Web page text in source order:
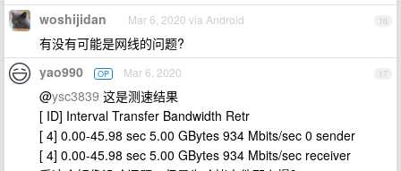
16
woshijidan Mar 6, 2020 via Android
有没有可能是网线的问题?
17
yao990 OP Mar 6, 2020
@ysc3839 这是测速结果
[ ID] Interval Transfer Bandwidth Retr
[ 4] 0.00-45.98 sec 5.00 GBytes 934 Mbits/sec 0 sender
[ 4] 0.00-45.98 sec 5.00 GBytes 934 Mbits/sec receiver